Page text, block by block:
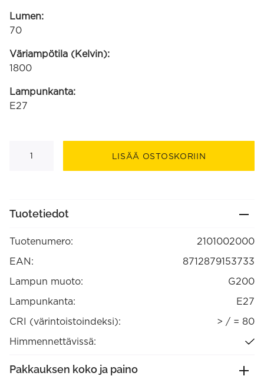
Lumen:
70
Väriampötila (Kelvin):
1800
Lampunkanta:
E27
1800K
himmennettävä
määrä
LISÄÄ OSTOSKORIIN
Tuotetiedot
Tuotenumero:
2101002000
EAN:
8712879153733
Lampun muoto:
G200
Lampunkanta:
E27
CRI (värintoistoindeksi):
> / = 80
Himmennettävissä:
Pakkauksen koko ja paino